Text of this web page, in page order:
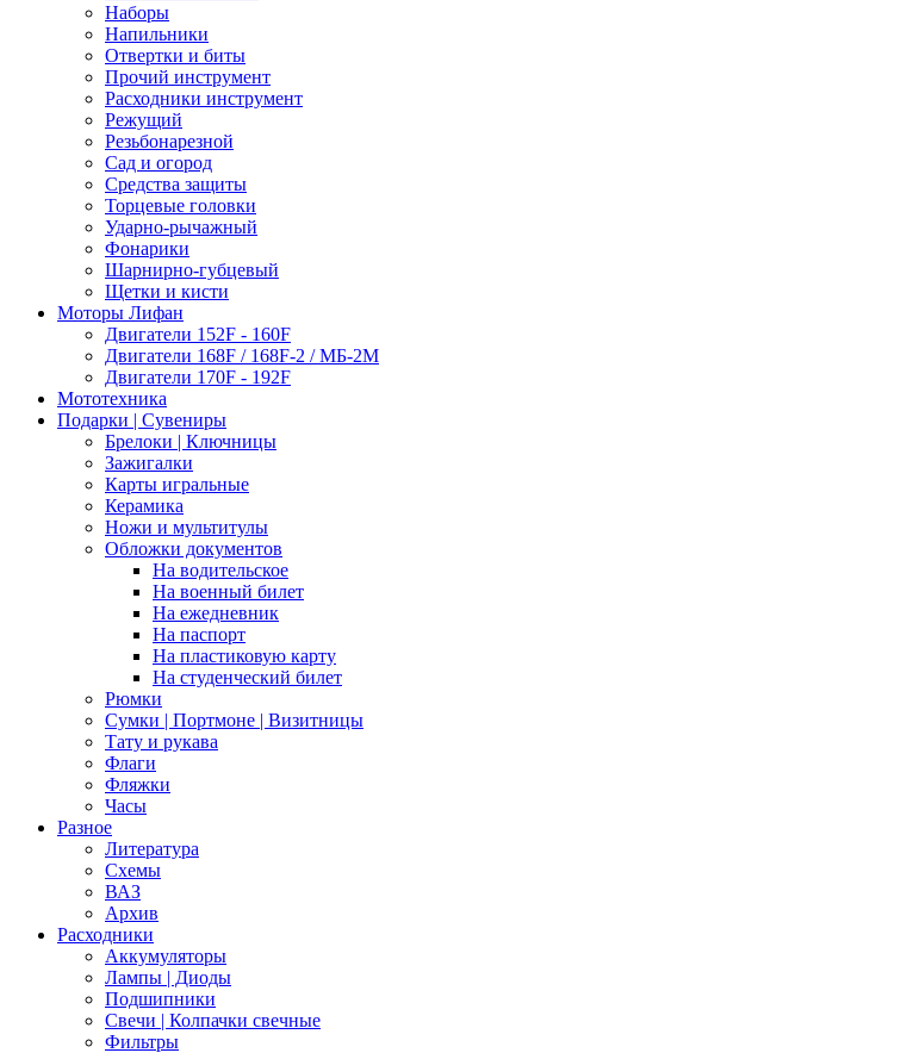
Наборы
Напильники
Отвертки и биты
Прочий инструмент
Расходники инструмент
Режущий
Резьбонарезной
Сад и огород
Средства защиты
Торцевые головки
Ударно-рычажный
Фонарики
Шарнирно-губцевый
Щетки и кисти
Моторы Лифан
Двигатели 152F - 160F
Двигатели 168F / 168F-2 / МБ-2М
Двигатели 170F - 192F
Мототехника
Подарки | Сувениры
Брелоки | Ключницы
Зажигалки
Карты игральные
Керамика
Ножи и мультитулы
Обложки документов
На водительское
На военный билет
На ежедневник
На паспорт
На пластиковую карту
На студенческий билет
Рюмки
Сумки | Портмоне | Визитницы
Тату и рукава
Флаги
Фляжки
Часы
Разное
Литература
Схемы
ВАЗ
Архив
Расходники
Аккумуляторы
Лампы | Диоды
Подшипники
Свечи | Колпачки свечные
Фильтры